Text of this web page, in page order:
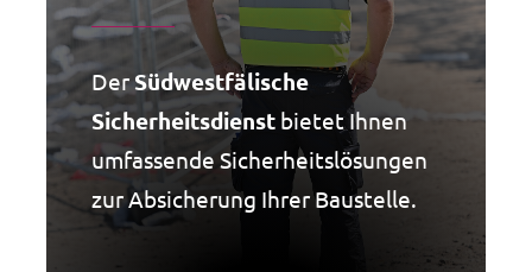
DerSüdwestfälische
Sicherheitsdienst bietet Ihnen
umfassende Sicherheitslösungen
zur Absicherung Ihrer Baustelle.